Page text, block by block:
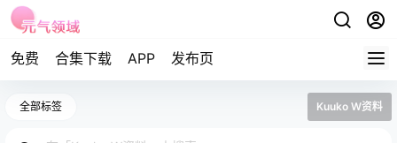
免费 合集下载 APP 发布页
全部标签 Kuuko W资料